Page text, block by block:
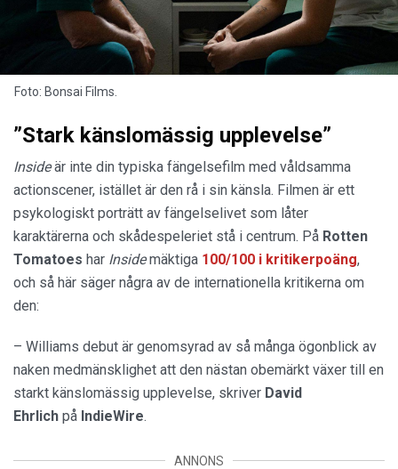
Foto: Bonsai Films.
”Stark känslomässig upplevelse”
Insideär inte din typiska fängelsefilm med våldsamma
actionscener, istället är den rå i sin känsla. Filmen är ett
psykologiskt porträtt av fängelselivet som låter
karaktärerna och skådespeleriet stå i centrum. På Rotten
Tomatoes har Insidemäktiga 100/100 i kritikerpoäng,
och så här säger några av de internationella kritikerna om
den:
– Williams debut är genomsyrad av så många ögonblick av
naken medmänsklighet att den nästan obemärkt växer till en
starkt känslomässig upplevelse, skriver David
Ehrlich på IndieWire.
ANNONS